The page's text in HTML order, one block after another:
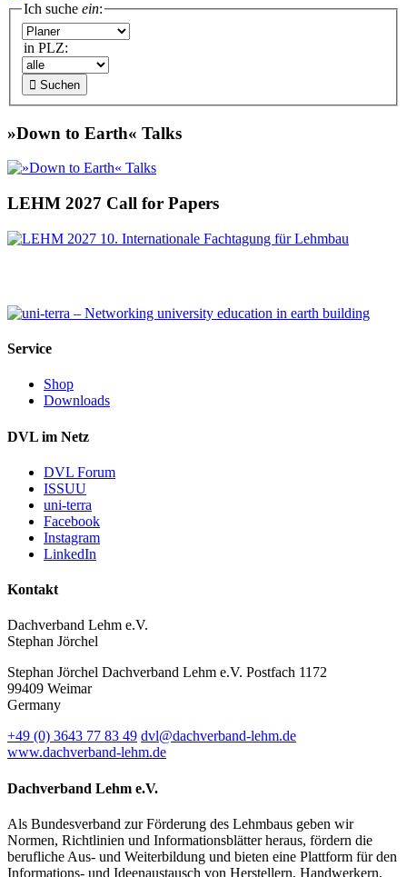
Ich suche ein:
in PLZ:
 Suchen
»Down to Earth« Talks
LEHM 2027 Call for Papers
Service
Shop
Downloads
DVL im Netz
DVL Forum
ISSUU
uni-terra
Facebook
Instagram
LinkedIn
Kontakt
Dachverband Lehm e.V.
Stephan Jörchel
Stephan Jörchel Dachverband Lehm e.V. Postfach 1172
99409 Weimar
Germany
+49 (0) 3643 77 83 49 dvl@dachverband-lehm.de
www.dachverband-lehm.de
Dachverband Lehm e.V.
Als Bundesverband zur Förderung des Lehmbaus geben wir
Normen, Richtlinien und Informationsblätter heraus, fördern die
berufliche Aus- und Weiterbildung und bieten eine Plattform für den
Informations- und Ideenaustausch von Herstellern, Handwerkern,